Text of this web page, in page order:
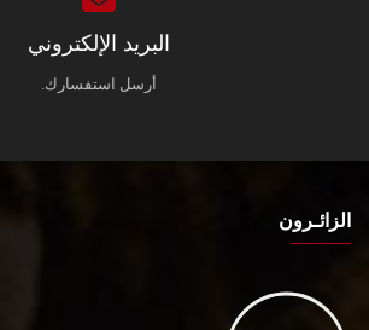
البريد الإلكتروني
أرسل استفسارك.
الزائـرون